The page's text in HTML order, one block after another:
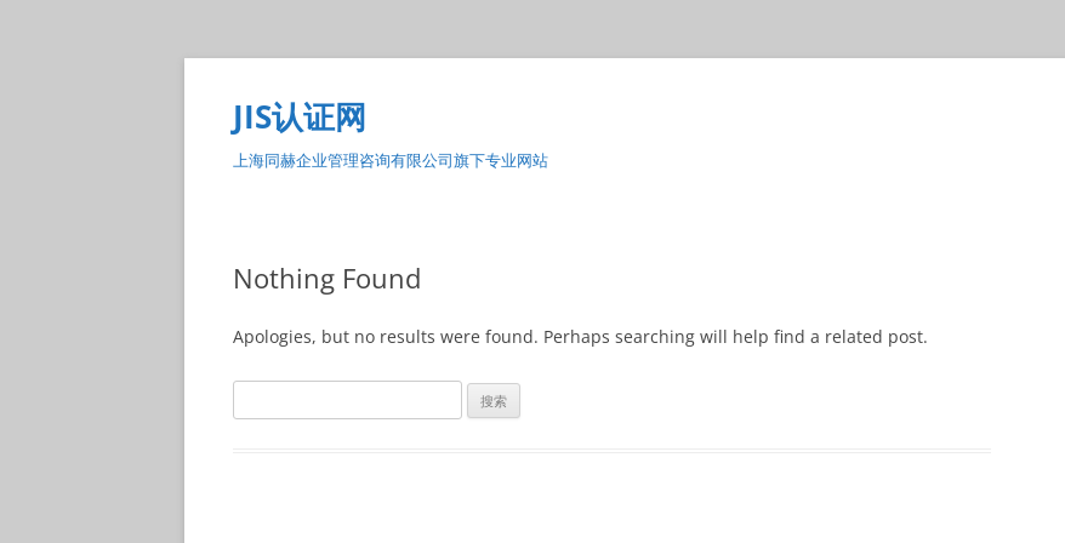
Skip
content
JIS认证网
上海同赫企业管理咨询有限公司旗下专业网站
Nothing Found
Apologies, but no results were found. Perhaps searching will help find a related post.
索：